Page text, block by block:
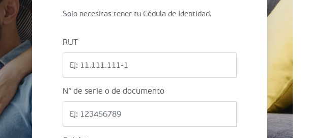
Solo necesitas tener tu Cédula de Identidad.
RUT
N° de serie o de documento